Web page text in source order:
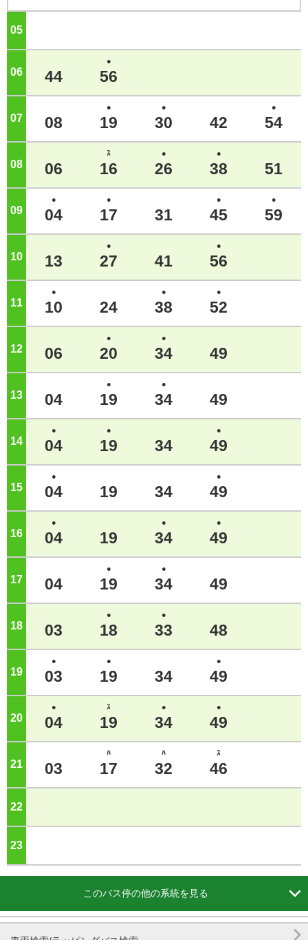
05
06 44
●
56
07 08
●
19
●
30 42
●
54
08 06
ｽ
16
●
26
●
38 51
09
●
04
●
17 31
●
45
●
59
10 13
●
27 41
●
56
11
●
10 24
●
38
●
52
12 06
●
20
●
34 49
13 04
●
19
●
34 49
14
●
04
●
19 34
●
49
15
●
04 19 34
●
49
16
●
04 19
●
34
●
49
17 04
●
19
●
34 49
18 03
●
18
●
33 48
19
●
03
●
19 34
●
49
20
●
04
ｽ
19
●
34
●
49
21 03
ﾊ
17
ﾊ
32
ｽ
46
22
23
このバス停の他の系統を見る 